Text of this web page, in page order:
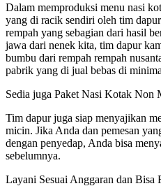
Dalam memproduksi menu nasi
yang di racik sendiri oleh tim
rempah yang sebagian dari hasil
jawa dari nenek kita, tim dapur
bumbu dari rempah rempah
pabrik yang di jual bebas di
Sedia juga Paket Nasi Kotak Non
Tim dapur juga siap menyajikan
micin. Jika Anda dan pemesan
dengan penyedap, Anda bisa
sebelumnya.
Layani Sesuai Anggaran dan Bisa